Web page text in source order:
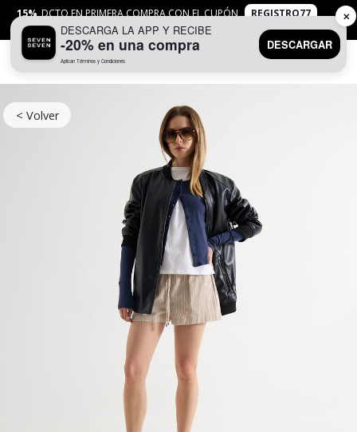
15% DCTO EN PRIMERA COMPRA CON EL CUPÓN
REGISTRO77
APLICANTYC
< Volver
DESCARGA LA APP Y RECIBE
-20% en una compra
Aplican Términos y Condiciones
DESCARGAR
✕